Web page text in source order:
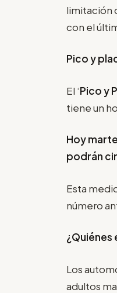
limitación
con el
Pico y
El ‘Pico y
tiene un
Hoy
podrán
Esta
número
¿Quiénes
Los
adultos